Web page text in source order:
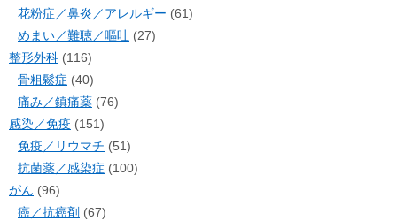
花粉症／鼻炎／アレルギー (61)
めまい／難聴／嘔吐 (27)
整形外科 (116)
骨粗鬆症 (40)
痛み／鎮痛薬 (76)
感染／免疫 (151)
免疫／リウマチ (51)
抗菌薬／感染症 (100)
がん (96)
癌／抗癌剤 (67)